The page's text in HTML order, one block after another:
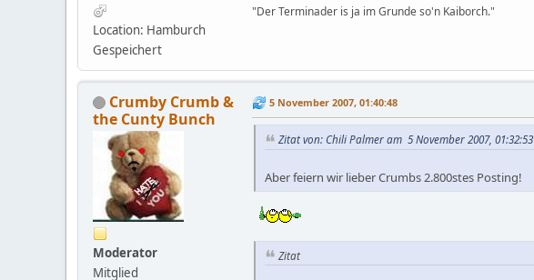
Location: Hamburch
Gespeichert
"Der Terminader is ja im Grunde so'n Kaiborch."
Crumby Crumb &
the Cunty Bunch
Moderator
Mitglied
5 November 2007, 01:40:48
Zitat von: Chili Palmer am 5 November 2007, 01:32:53
Aber feiern wir lieber Crumbs 2.800stes Posting!
Zitat